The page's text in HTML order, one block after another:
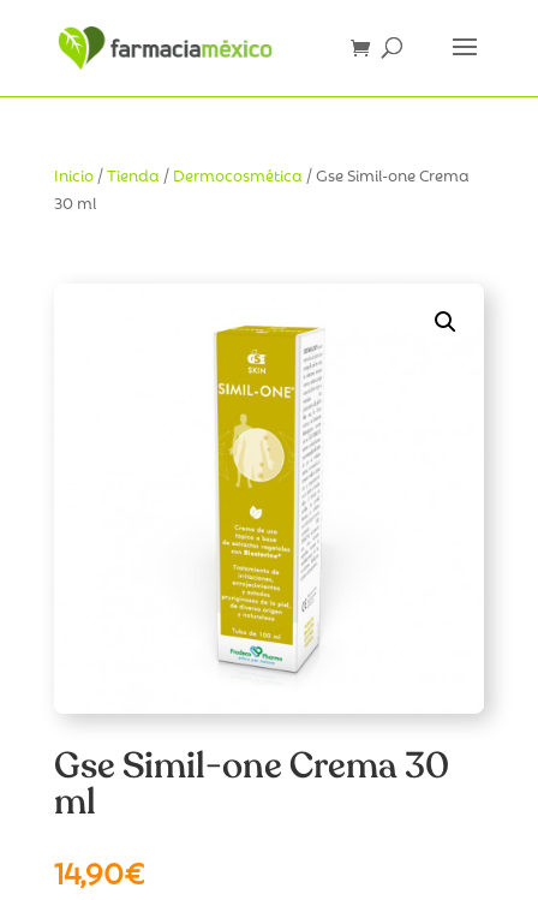
Inicio/Tienda / Dermocosmética / Gse Simil-one Crema
30 ml
Gse Simil-one Crema 30
ml
14,90€